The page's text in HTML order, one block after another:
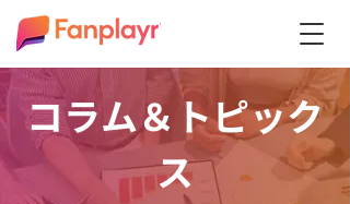
コラム＆トピック
ス